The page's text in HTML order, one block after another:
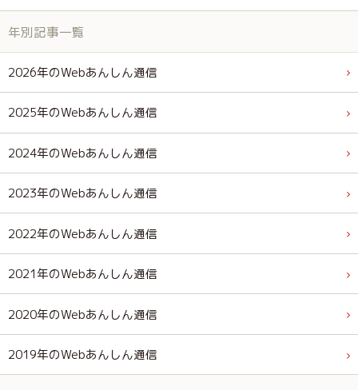
年別記事一覧
2026年のWebあんしん通信
2025年のWebあんしん通信
2024年のWebあんしん通信
2023年のWebあんしん通信
2022年のWebあんしん通信
2021年のWebあんしん通信
2020年のWebあんしん通信
2019年のWebあんしん通信